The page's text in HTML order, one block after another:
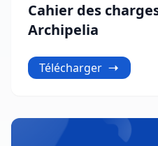
Cahier des
Archipelia
Télécharger